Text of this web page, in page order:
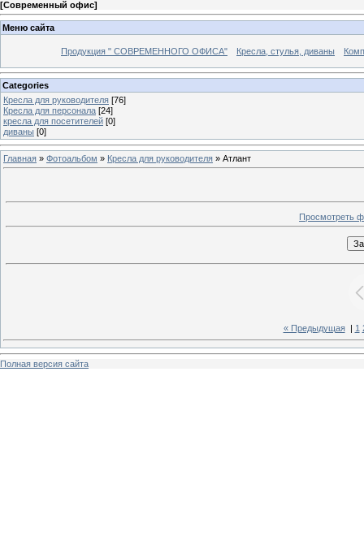
[Современный офис]
Меню сайта
Продукция " СОВРЕМЕННОГО ОФИСА" Кресла, стулья, диваны
Categories
Кресла для руководителя [76]
Кресла для персонала [24]
кресла для посетителей [0]
диваны [0]
Главная » Фотоальбом » Кресла для руководителя » Атлант
Просмотреть
« Предыдущая| 1
Полная версия сайта